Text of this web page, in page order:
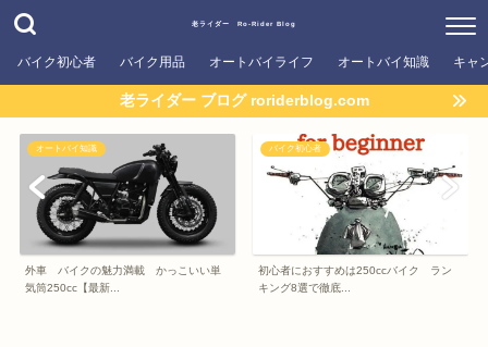
老ライダー Ro-Rider Blog
バイク初心者 バイク用品 オートバイライフ オートバイ知識 キャ
老ライダー ブログ roriderblog.com
オートバイ知識
外車 バイクの魅力満載 かっこいい単
気筒250cc【最新...
バイク初心者
初心者におすすめは250ccバイク ラン
キング8選で徹底...